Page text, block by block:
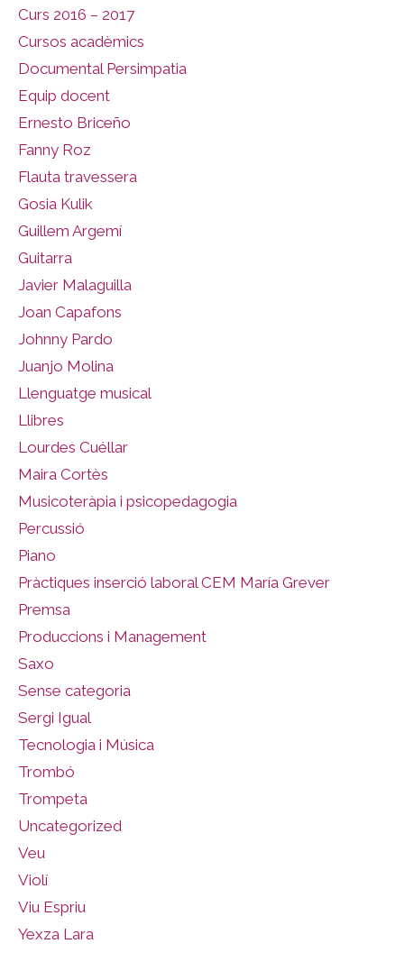
Curs 2016 – 2017
Cursos acadèmics
Documental Persimpatia
Equip docent
Ernesto Briceño
Fanny Roz
Flauta travessera
Gosia Kulik
Guillem Argemí
Guitarra
Javier Malaguilla
Joan Capafons
Johnny Pardo
Juanjo Molina
Llenguatge musical
Llibres
Lourdes Cuéllar
Maira Cortès
Musicoteràpia i psicopedagogia
Percussió
Piano
Pràctiques inserció laboral CEM María Grever
Premsa
Produccions i Management
Saxo
Sense categoria
Sergi Igual
Tecnologia i Música
Trombó
Trompeta
Uncategorized
Veu
Violí
Viu Espriu
Yexza Lara